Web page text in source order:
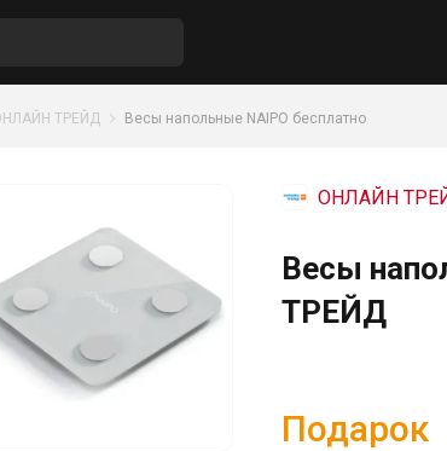
ТРЕЙД Весы напольные NAIPO бесплатно
ОНЛАЙН
Весы
ТРЕЙД
Подарок